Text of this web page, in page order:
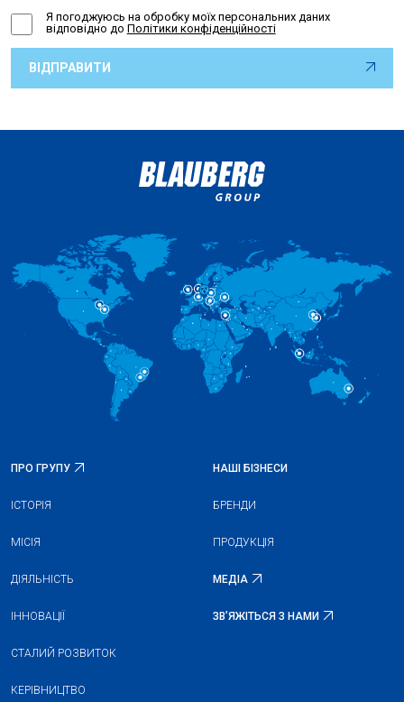
Я погоджуюсь на обробку моїх персональних даних
відповідно до Політики конфіденційності
ПРО ГРУПУ
ІСТОРІЯ
МІСІЯ
ДІЯЛЬНІСТЬ
ІННОВАЦІЇ
СТАЛИЙ РОЗВИТОК
КЕРІВНИЦТВО
НАШІ БІЗНЕСИ
БРЕНДИ
ПРОДУКЦІЯ
МЕДІА
ЗВʼЯЖІТЬСЯ З НАМИ